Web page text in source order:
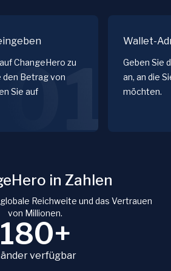
ChangeHero zu
den Betrag von
Sie auf
01
Wallet-
Geben Sie
an, an die
möchten.
in Zahlen
Reichweite und das Vertrauen
von Millionen.
180+
verfügbar